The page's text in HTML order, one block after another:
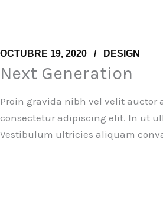
OCTUBRE 19, 2020 DESIGN
Next Generation
Proin gravida nibh vel velit auctor
consectetur adipiscing elit. In ut
Vestibulum ultricies aliquam